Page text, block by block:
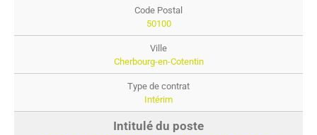
50100
Cherbourg-en-Cotentin
Intérim